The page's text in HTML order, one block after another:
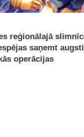
reģionālajā
saņemt
operācijas